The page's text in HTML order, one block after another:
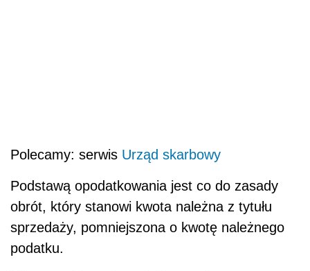
Polecamy: serwis Urząd skarbowy
Podstawą opodatkowania jest co do zasady
obrót, który stanowi kwota należna z tytułu
sprzedaży, pomniejszona o kwotę należnego
podatku.